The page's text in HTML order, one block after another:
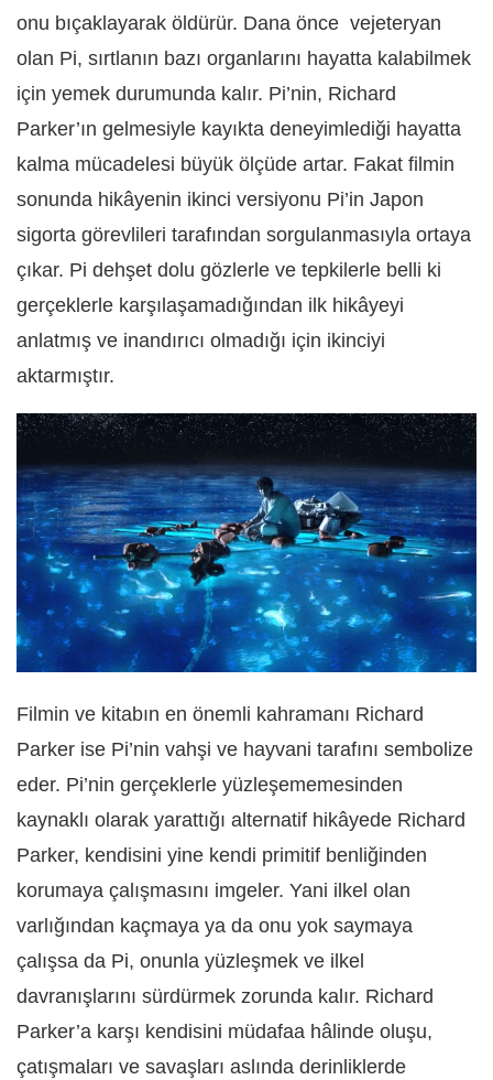
onu bıçaklayarak öldürür. Dana önce vejeteryan
olan Pi, sırtlanın bazı organlarını hayatta kalabilmek
için yemek durumunda kalır. Pi’nin, Richard
Parker’ın gelmesiyle kayıkta deneyimlediği hayatta
kalma mücadelesi büyük ölçüde artar. Fakat filmin
sonunda hikâyenin ikinci versiyonu Pi’in Japon
sigorta görevlileri tarafından sorgulanmasıyla ortaya
çıkar. Pi dehşet dolu gözlerle ve tepkilerle belli ki
gerçeklerle karşılaşamadığından ilk hikâyeyi
anlatmış ve inandırıcı olmadığı için ikinciyi
aktarmıştır.
Filmin ve kitabın en önemli kahramanı Richard
Parker ise Pi’nin vahşi ve hayvani tarafını sembolize
eder. Pi’nin gerçeklerle yüzleşememesinden
kaynaklı olarak yarattığı alternatif hikâyede Richard
Parker, kendisini yine kendi primitif benliğinden
korumaya çalışmasını imgeler. Yani ilkel olan
varlığından kaçmaya ya da onu yok saymaya
çalışsa da Pi, onunla yüzleşmek ve ilkel
davranışlarını sürdürmek zorunda kalır. Richard
Parker’a karşı kendisini müdafaa hâlinde oluşu,
çatışmaları ve savaşları aslında derinliklerde